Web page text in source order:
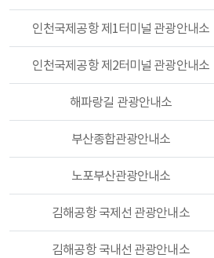
관광안내소
인천국제공항 제1터미널 관광안내소
인천국제공항 제2터미널 관광안내소
해파랑길 관광안내소
부산종합관광안내소
노포부산관광안내소
김해공항 국제선 관광안내소
김해공항 국내선 관광안내소